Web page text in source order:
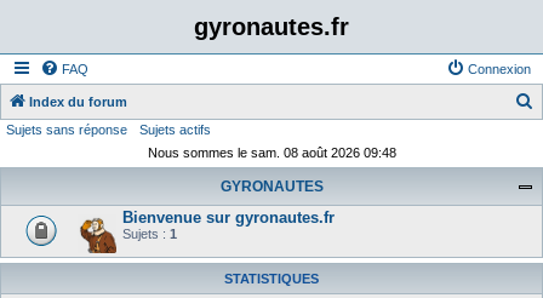
gyronautes.fr
FAQ Connexion
Index du forum
Sujets sans réponse
Sujets actifs
Nous sommes le sam. 08 août 2026 09:48
GYRONAUTES
Bienvenue sur gyronautes.fr
Sujets : 1
STATISTIQUES